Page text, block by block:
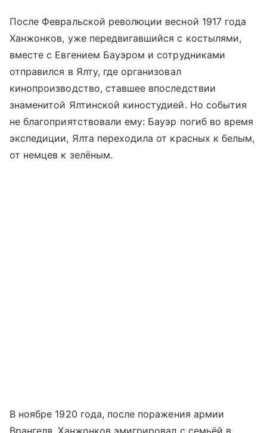
После Февральской революции весной 1917 года
Ханжонков, уже передвигавшийся с костылями,
вместе с Евгением Бауэром и сотрудниками
отправился в Ялту, где организовал
кинопроизводство, ставшее впоследствии
знаменитой Ялтинской киностудией. Но события
не благоприятствовали ему: Бауэр погиб во время
экспедиции, Ялта переходила от красных к белым,
от немцев к зелёным.
В ноябре 1920 года, после поражения армии